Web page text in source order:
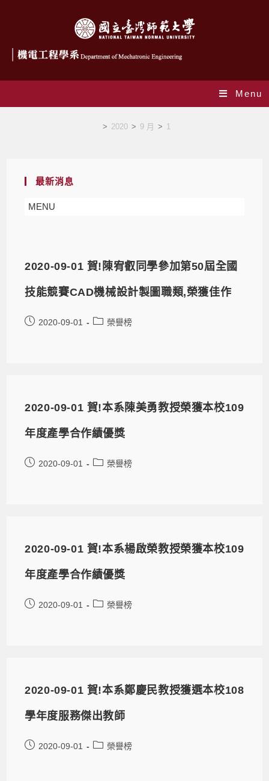
Menu
> 2020 > 9 月 > 1
最新消息
MENU
2020-09-01 賀!陳宥叡同學參加第50屆全國
技能競賽CAD機械設計製圖職類,榮獲佳作
2020-09-01 榮譽榜
2020-09-01 賀!本系陳美勇教授榮獲本校109
年度產學合作績優獎
2020-09-01 榮譽榜
2020-09-01 賀!本系楊啟榮教授榮獲本校109
年度產學合作績優獎
2020-09-01 榮譽榜
2020-09-01 賀!本系鄭慶民教授獲選本校108
學年度服務傑出教師
2020-09-01 榮譽榜